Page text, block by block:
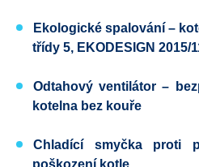
Ekologické spalování –
třídy 5, EKODESIGN 2015/
Odtahový ventilátor –
kotelna bez kouře
Chladící smyčka proti
poškození kotle